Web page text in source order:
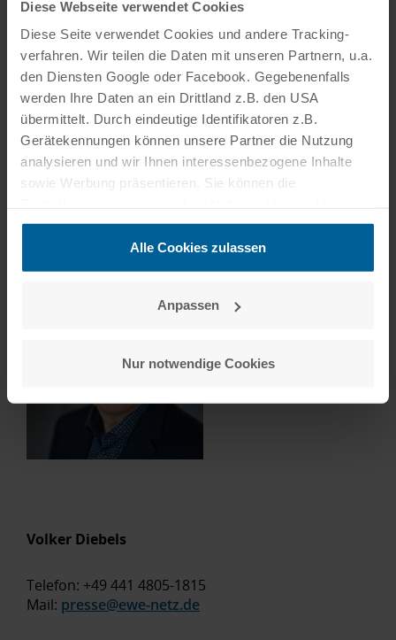
Diese Webseite verwendet Cookies
Diese Seite verwendet Cookies und andere Tracking­
verfahren. Wir teilen die Daten mit unseren Partnern, u.a.
den Diensten Google oder Facebook. Gegebenenfalls
werden Ihre Daten an ein Drittland z.B. den USA
übermittelt. Durch eindeutige Identifikatoren z.B.
Gerätekennungen können unsere Partner die Nutzung
analysieren und wir Ihnen interessenbezogene Inhalte
sowie Werbung präsentieren. Sie können die
zum Datenschutz finden Sie auf derDatenschutzseite.
Zusätzlich können Sie unter folgendem Link das
Impressum aufrufen:zum Impressum
Alle Cookies zulassen
Anpassen
Nur notwendige Cookies
zum Beitrag
‹ 1 2 3 ›
Volker Diebels
Telefon: +49 441 4805-1815
Mail: presse@ewe-netz.de